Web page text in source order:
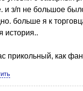
и з/п не большое
больше я к
история..
прикольный, как